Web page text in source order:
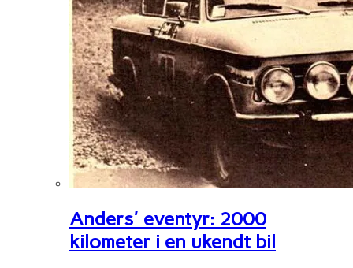
Anders' eventyr: 2000
kilometer i en ukendt bil